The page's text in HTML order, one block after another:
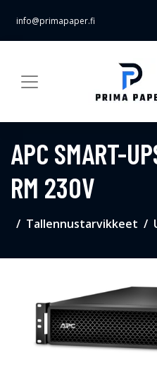
info@primapaper.fi
APC SMART-
RM 230V
Tallennustarvikkeet